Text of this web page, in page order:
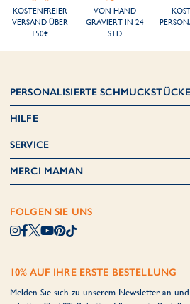
KOSTENFREIER
VERSAND ÜBER
150€
VON HAND
GRAVIERT IN 24
STD
PERSONALISIERTE SCHMUCKSTÜCKE
HILFE
SERVICE
MERCI MAMAN
FOLGEN SIE UNS
10% AUF IHRE ERSTE BESTELLUNG
Melden Sie sich zu unserem Newsletter an und